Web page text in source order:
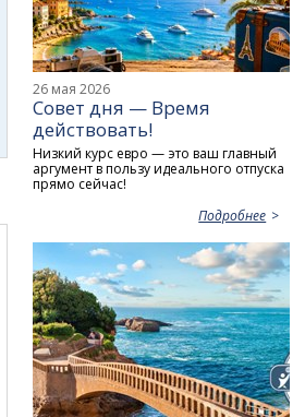
26 мая 2026
Совет дня — Время
действовать!
Низкий курс евро — это ваш главный
аргумент в пользу идеального отпуска
прямо сейчас!
Подробнее